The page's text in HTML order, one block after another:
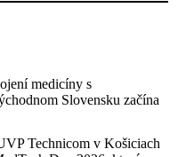
medicíny s
Slovensku začína
Technicom v Košiciach